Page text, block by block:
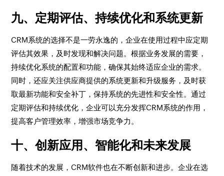
九、定期评估、持续优化和系统更新
CRM系统的选择不是一劳永逸的，企业在使用过程中应定期
评估其效果，及时发现和解决问题。根据业务发展的需要，
持续优化系统的配置和功能，确保其始终适应企业的需求。
同时，还应关注供应商提供的系统更新和升级服务，及时获
取最新功能和安全补丁，保持系统的先进性和安全性。通过
定期评估和持续优化，企业可以充分发挥CRM系统的作用，
提高客户管理效率，增强市场竞争力。
十、创新应用、智能化和未来发展
随着技术的发展，CRM软件也在不断创新和进步。企业在选